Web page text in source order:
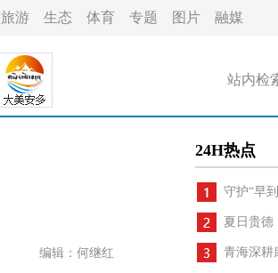
旅游 生态 体育 专题 图片 融媒
站内
编辑：何继红
24H热点
守护“早到
夏日贵德
青海深耕